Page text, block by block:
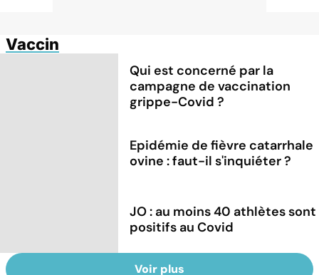
Vaccin
Qui est concerné par la
campagne de vaccination
grippe-Covid ?
Epidémie de fièvre catarrhale
ovine : faut-il s'inquiéter ?
JO : au moins 40 athlètes sont
positifs au Covid
Voir plus